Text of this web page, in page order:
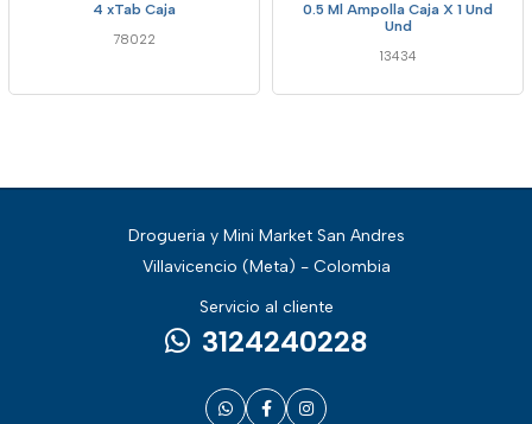
4 xTab Caja
78022
0.5 Ml Ampolla Caja X 1 Und
Und
13434
Drogueria y Mini Market San Andres
Villavicencio (Meta) - Colombia
Servicio al cliente
3124240228